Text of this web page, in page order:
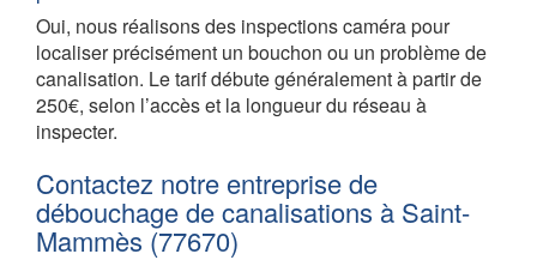
Oui, nous réalisons des inspections caméra pour
localiser précisément un bouchon ou un problème de
canalisation. Le tarif débute généralement à partir de
250€, selon l’accès et la longueur du réseau à
inspecter.
Contactez notre entreprise de
débouchage de canalisations à Saint-
Mammès (77670)